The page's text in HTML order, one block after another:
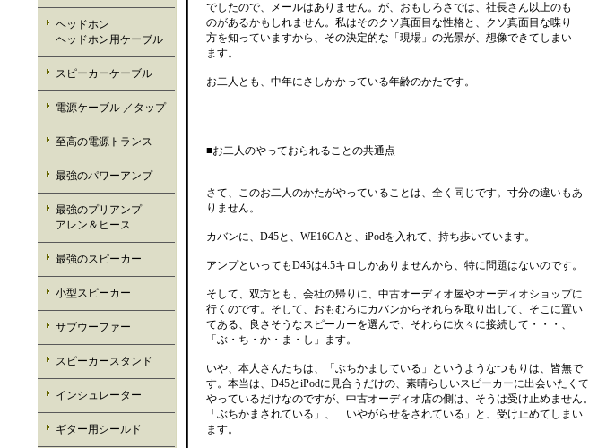
ヘッドホン
ヘッドホン用ケーブル
スピーカーケーブル
電源ケーブル ／タップ
至高の電源トランス
最強のパワーアンプ
最強のプリアンプ
アレン＆ヒース
最強のスピーカー
小型スピーカー
サブウーファー
スピーカースタンド
インシュレーター
ギター用シールド
でしたので、メールはありません。が、おもしろさでは、社長さん以上のも
のがあるかもしれません。私はそのクソ真面目な性格と、クソ真面目な喋り
方を知っていますから、その決定的な「現場」の光景が、想像できてしまい
ます。
お二人とも、中年にさしかかっている年齢のかたです。
■お二人のやっておられることの共通点
さて、このお二人のかたがやっていることは、全く同じです。寸分の違いもあ
りません。
カバンに、D45と、WE16GAと、iPodを入れて、持ち歩いています。
アンプといってもD45は4.5キロしかありませんから、特に問題はないのです。
そして、双方とも、会社の帰りに、中古オーディオ屋やオーディオショップに
行くのです。そして、おもむろにカバンからそれらを取り出して、そこに置い
てある、良さそうなスピーカーを選んで、それらに次々に接続して・・・、
「ぶ・ち・か・ま・し」ます。
いや、本人さんたちは、「ぶちかましている」というようなつもりは、皆無で
す。本当は、D45とiPodに見合うだけの、素晴らしいスピーカーに出会いたくて
やっているだけなのですが、中古オーディオ店の側は、そうは受け止めません。
「ぶちかまされている」、「いやがらせをされている」と、受け止めてしまい
ます。